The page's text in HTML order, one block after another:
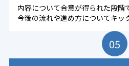
内容について合意が得られた段階
今後の流れや進め方についてキッ
05